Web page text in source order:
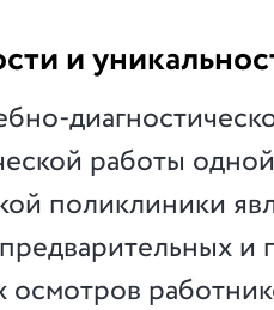
и
работы
поликлиники
и